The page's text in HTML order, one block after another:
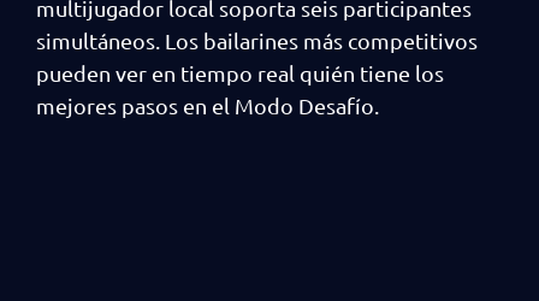
multijugador local soporta seis participantes
simultáneos. Los bailarines más competitivos
pueden ver en tiempo real quién tiene los
mejores pasos en el Modo Desafío.